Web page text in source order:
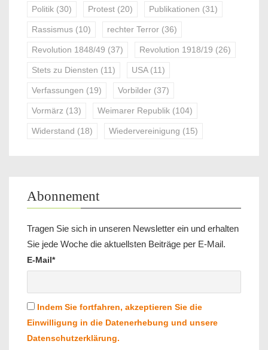
Politik (30) Protest (20) Publikationen (31)
Rassismus (10) rechter Terror (36)
Revolution 1848/49 (37) Revolution 1918/19 (26)
Stets zu Diensten (11) USA(11)
Verfassungen (19) Vorbilder (37)
Vormärz (13) Weimarer Republik (104)
Widerstand (18) Wiedervereinigung (15)
Abonnement
Tragen Sie sich in unseren Newsletter ein und erhalten
Sie jede Woche die aktuellsten Beiträge per E-Mail.
E-Mail*
Indem Sie fortfahren, akzeptieren Sie die
Einwilligung in die Datenerhebung und unsere
Datenschutzerklärung.